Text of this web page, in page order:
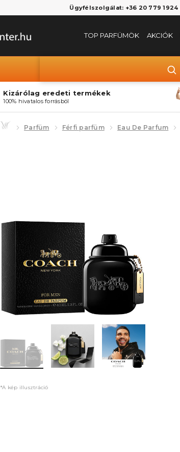
Ügyfélszolgálat: +36 20 779 1924
TOP PARFÜMÖK AKCIÓK
Kizárólag eredeti termékek
100% hivatalos forrásból
Parfüm Férfi parfüm Eau De Parfum
*A kép illusztráció